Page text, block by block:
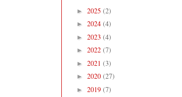
► 2025 (2)
► 2024 (4)
► 2023 (4)
► 2022 (7)
► 2021 (3)
► 2020 (27)
► 2019 (7)